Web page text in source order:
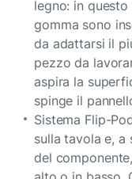
legno: in
gomma sono
da adattarsi il
pezzo da
aspira la
spinge il
Sistema Flip-
sulla tavola e, a
del